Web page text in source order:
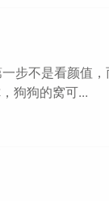
步不是看颜值
狗狗的窝可...